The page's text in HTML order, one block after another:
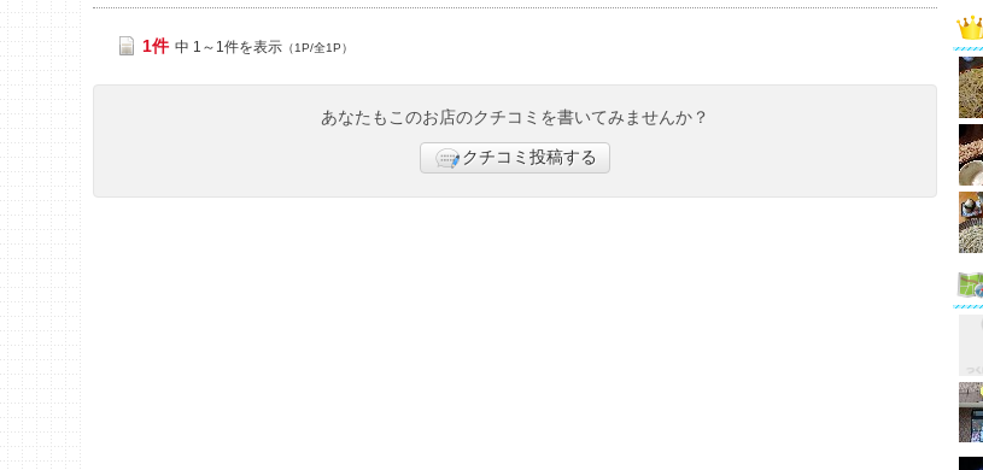
1件 中 1～1件を表示 （1P/全1P）
あなたもこのお店のクチコミを書いてみませんか？
クチコミ投稿する